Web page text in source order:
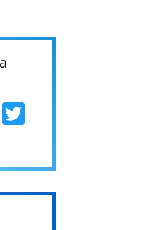
Messenger